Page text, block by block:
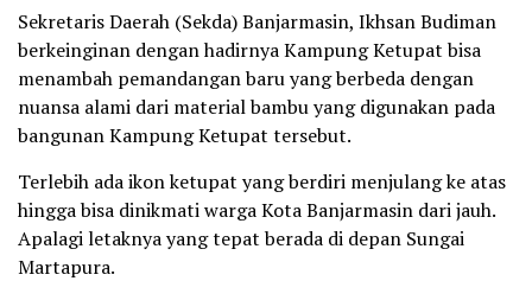
Sekretaris Daerah (Sekda) Banjarmasin, Ikhsan Budiman
berkeinginan dengan hadirnya Kampung Ketupat bisa
menambah pemandangan baru yang berbeda dengan
nuansa alami dari material bambu yang digunakan pada
bangunan Kampung Ketupat tersebut.
Terlebih ada ikon ketupat yang berdiri menjulang ke atas
hingga bisa dinikmati warga Kota Banjarmasin dari jauh.
Apalagi letaknya yang tepat berada di depan Sungai
Martapura.